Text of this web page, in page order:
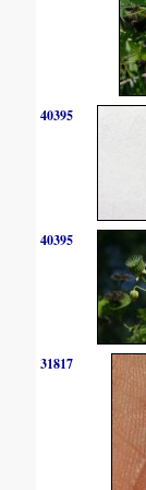
40395
40395
31817